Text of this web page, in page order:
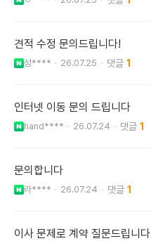
견적 수정 문의드립니다!
성**** 26.07.25 1
인터넷 이동 문의 드립니다
hand**** 26.07.24 1
문의합니다
라**** 26.07.24 1
이사 문제로 계약 질문드립니다